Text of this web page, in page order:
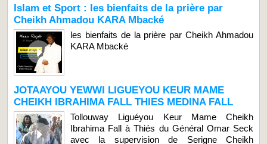
Islam et Sport : les bienfaits de la prière par
Cheikh Ahmadou KARA Mbacké
les bienfaits de la prière par Cheikh Ahmadou
KARA Mbacké
JOTAAYOU YEWWI LIGUEYOU KEUR MAME
CHEIKH IBRAHIMA FALL THIES MEDINA FALL
Tollouway Liguéyou Keur Mame Cheikh
Ibrahima Fall à Thiés du Général Omar Seck
avec la supervision de Serigne Cheikh